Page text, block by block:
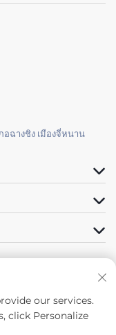
แปรรูปเหล็กพิเศษ
วัง
เนินระบบควบคุม
แปรรูป ตั้งแต่
รับวัตถุดิบ ไป
รและทดสอบขั้น
รตรวจสอบด้วย
ความต้านทาน
แปรรูปเหล็ก
รแปรรูปเหล็ก
ภาพและการจัด
อฉางชิง เมืองจี่หนาน
our services.
click Personalize